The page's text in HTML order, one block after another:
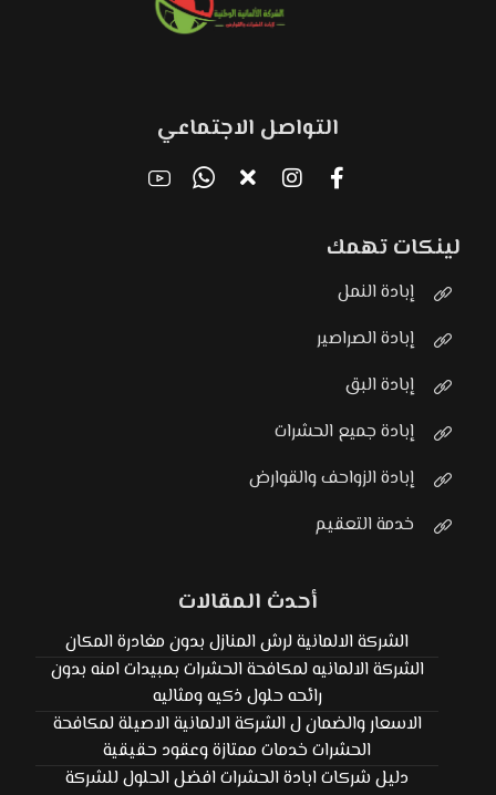
التواصل الاجتماعي
لينكات تهمك
إبادة النمل
إبادة الصراصير
إبادة البق
إبادة جميع الحشرات
إبادة الزواحف والقوارض
خدمة التعقيم
أحدث المقالات
الشركة الالمانية لرش المنازل بدون مغادرة المكان
الشركة الالمانيه لمكافحة الحشرات بمبيدات امنه بدون
رائحه حلول ذكيه ومثاليه
الاسعار والضمان ل الشركة الالمانية الاصيلة لمكافحة
الحشرات خدمات ممتازة وعقود حقيقية
دليل شركات ابادة الحشرات افضل الحلول للشركة